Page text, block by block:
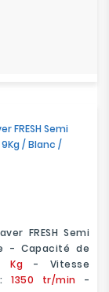
FRESH Semi
/ Blanc /
FRESH Semi
- Capacité de
Kg - Vitesse
1350 tr/min -